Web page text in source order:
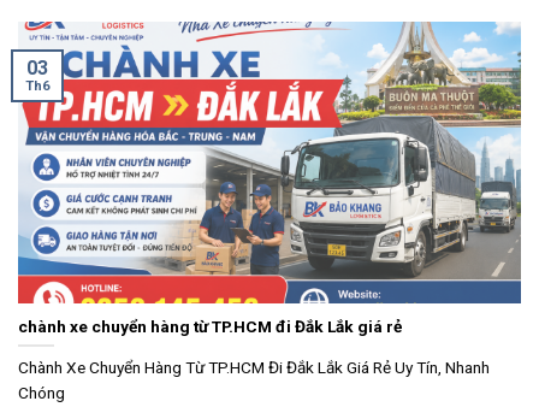
chành xe chuyển hàng từ TP.HCM đi Đắk Lắk giá rẻ
Chành Xe Chuyển Hàng Từ TP.HCM Đi Đắk Lắk Giá Rẻ Uy Tín, Nhanh
Chóng
03
Th6